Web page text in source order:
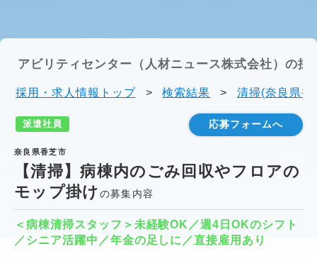
アビリティセンター（人材ニュース株式会社）の採
採用・求人情報トップ > 検索結果 > 清掃(奈良県香
派遣社員 応募フォームへ
奈良県香芝市
【清掃】病棟内のごみ回収やフロアの
モップ掛け の募集内容
＜病棟清掃スタッフ＞未経験OK／週4日OKのシフト
／シニア活躍中／年金の足しに／直接雇用あり